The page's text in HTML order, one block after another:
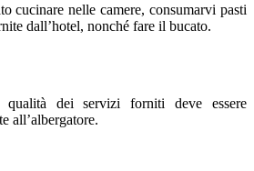
cucinare nelle camere, consumarvi pasti
dall’hotel, nonché fare il bucato.
qualità dei servizi forniti deve essere
all’albergatore.